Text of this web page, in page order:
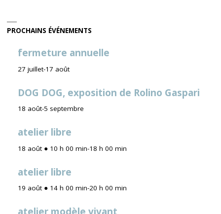
PROCHAINS ÉVÉNEMENTS
fermeture annuelle
27 juillet-17 août
DOG DOG, exposition de Rolino Gaspari
18 août-5 septembre
atelier libre
18 août ● 10 h 00 min-18 h 00 min
atelier libre
19 août ● 14 h 00 min-20 h 00 min